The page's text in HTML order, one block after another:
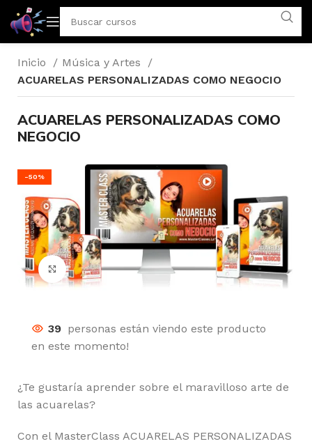
Inicio
Música y Artes
ACUARELAS PERSONALIZADAS COMO NEGOCIO
ACUARELAS PERSONALIZADAS COMO
NEGOCIO
-50%
Click para agrandar
39 personas están viendo este producto
en este momento!
¿Te gustaría aprender sobre el maravilloso arte de
las acuarelas?
Con el MasterClass ACUARELAS PERSONALIZADAS